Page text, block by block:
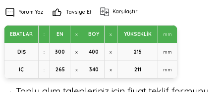
Yorum Yaz Tavsiye Et Karşılaştır
EBATLAR : EN x BOY x YÜKSEKLİK mm
DIŞ : 300 x 400 x 215 mm
İÇ : 265 x 340 x 211 mm